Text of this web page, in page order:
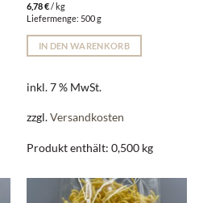
6,78€/kg
Liefermenge: 500 g
IN DEN WARENKORB
inkl. 7 % MwSt.
zzgl.Versandkosten
Produkt enthält: 0,500 kg